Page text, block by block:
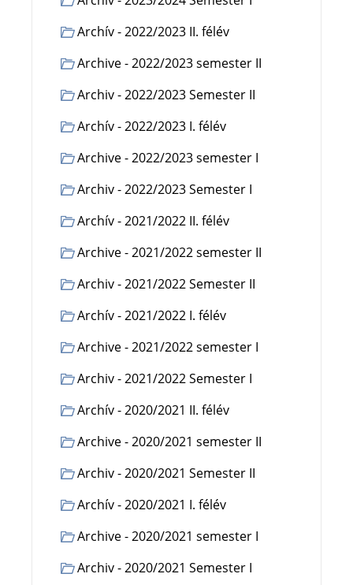
Archív - 2022/2023 II. félév
Archive - 2022/2023 semester II
Archiv - 2022/2023 Semester II
Archív - 2022/2023 I. félév
Archive - 2022/2023 semester I
Archiv - 2022/2023 Semester I
Archív - 2021/2022 II. félév
Archive - 2021/2022 semester II
Archiv - 2021/2022 Semester II
Archív - 2021/2022 I. félév
Archive - 2021/2022 semester I
Archiv - 2021/2022 Semester I
Archív - 2020/2021 II. félév
Archive - 2020/2021 semester II
Archiv - 2020/2021 Semester II
Archív - 2020/2021 I. félév
Archive - 2020/2021 semester I
Archiv - 2020/2021 Semester I